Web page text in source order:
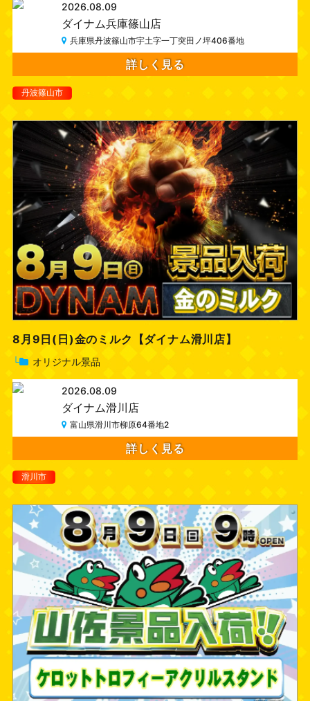
2026.08.09
ダイナム兵庫篠山店
兵庫県丹波篠山市宇土字一丁突田ノ坪406番地
詳しく見る
丹波篠山市
8月9日(日)金のミルク【ダイナム滑川店】
└ オリジナル景品
2026.08.09
ダイナム滑川店
富山県滑川市柳原64番地2
詳しく見る
滑川市